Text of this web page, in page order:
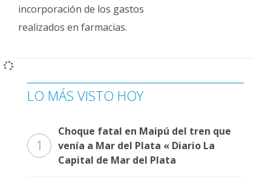
incorporación de los gastos
realizados en farmacias.
LO MÁS VISTO HOY
1
Choque fatal en Maipú del tren que
venía a Mar del Plata « Diario La
Capital de Mar del Plata